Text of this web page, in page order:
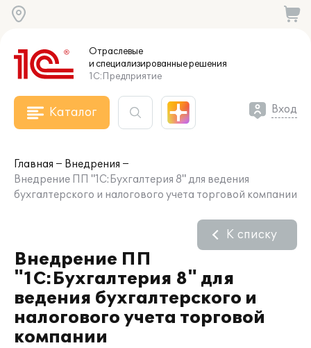
Отраслевые
и специализированныерешения
1С:Предприятие
Каталог Вход
Главная
Внедрения
Внедрение ПП "1С:Бухгалтерия 8" для ведения
бухгалтерского и налогового учета торговой компании
Внедрение ПП
"1С:Бухгалтерия 8" для
ведения бухгалтерского и
налогового учета торговой
компании
К списку